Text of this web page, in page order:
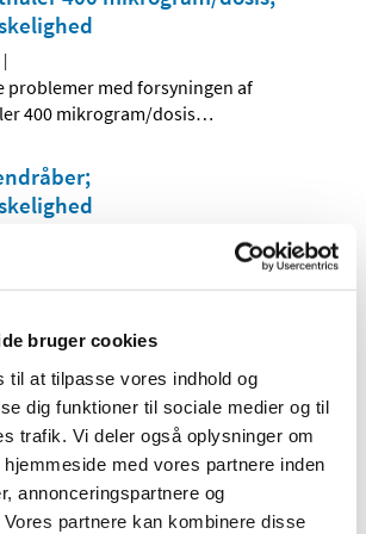
bruger cookies
til at tilpasse vores indhold og
dig funktioner til sociale medier og til
trafik. Vi deler også oplysninger om
med vores partnere inden
annonceringspartnere og
partnere kan kombinere disse
|
problemer med forsyningen af
400 mikrogram/dosis…
med forsyningen af Cystadrops
opløsning fra Recordati AB.
50 mg;
|
med forsyningen af Quetiapin
fra Accord Healthcare B.V.